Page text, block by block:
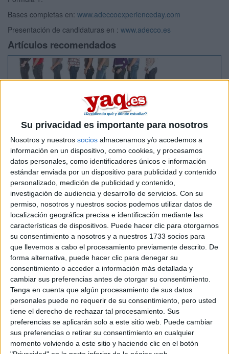
Su privacidad es importante para nosotros
Nosotros y nuestros socios almacenamos y/o accedemos a
información en un dispositivo, como cookies, y procesamos
datos personales, como identificadores únicos e información
estándar enviada por un dispositivo para publicidad y contenido
personalizado, medición de publicidad y contenido,
investigación de audiencia y desarrollo de servicios. Con su
permiso, nosotros y nuestros socios podemos utilizar datos de
localización geográfica precisa e identificación mediante las
características de dispositivos. Puede hacer clic para otorgarnos
su consentimiento a nosotros y a nuestros 1733 socios para
que llevemos a cabo el procesamiento previamente descrito. De
forma alternativa, puede hacer clic para denegar su
consentimiento o acceder a información más detallada y
cambiar sus preferencias antes de otorgar su consentimiento.
Tenga en cuenta que algún procesamiento de sus datos
personales puede no requerir de su consentimiento, pero usted
tiene el derecho de rechazar tal procesamiento. Sus
preferencias se aplicarán solo a este sitio web. Puede cambiar
sus preferencias o retirar su consentimiento en cualquier
momento volviendo a este sitio y haciendo clic en el botón
Bases completas en: www.adeccoexperienceday.com
Presentación de candidaturas en : www.adecco.es
Artículos recomendados
Lista de Espera de la Universidad - Qué
significa y qué hacer para poder ser admitido
Preinscripción online 2026: fechas, formularios
y nuestros mejores consejos